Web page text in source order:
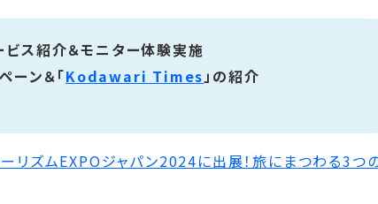
ビス紹介＆モニター体験実施
ーン＆「Kodawari Times」の紹介
リズムEXPOジャパン2024に出展！旅にまつわる3つ